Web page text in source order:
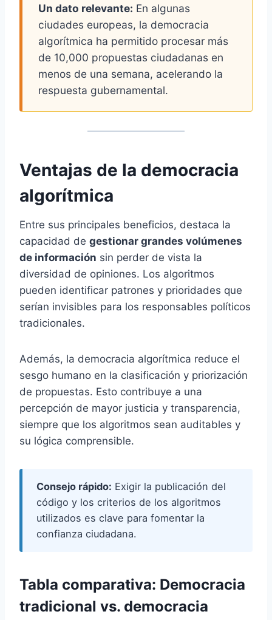
Un dato relevante: En algunas
ciudades europeas, la democracia
algorítmica ha permitido procesar más
de 10,000 propuestas ciudadanas en
menos de una semana, acelerando la
respuesta gubernamental.
Ventajas de la democracia
algorítmica
Entre sus principales beneficios, destaca la
capacidad de gestionar grandes volúmenes
de información sin perder de vista la
diversidad de opiniones. Los algoritmos
pueden identificar patrones y prioridades que
serían invisibles para los responsables políticos
tradicionales.
Además, la democracia algorítmica reduce el
sesgo humano en la clasificación y priorización
de propuestas. Esto contribuye a una
percepción de mayor justicia y transparencia,
siempre que los algoritmos sean auditables y
su lógica comprensible.
Consejo rápido: Exigir la publicación del
código y los criterios de los algoritmos
utilizados es clave para fomentar la
confianza ciudadana.
Tabla comparativa: Democracia
tradicional vs. democracia